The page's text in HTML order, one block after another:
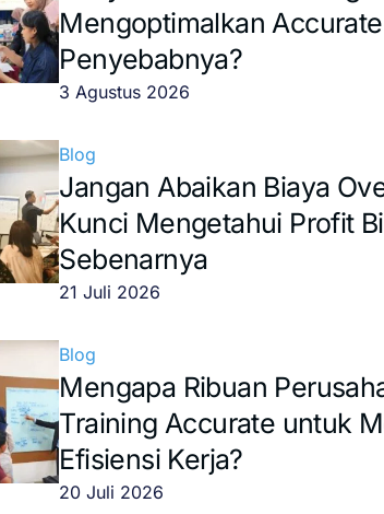
Mengoptimalkan
Penyebabnya?
3 Agustus 2026
Blog
Jangan Abaikan Biaya
Kunci Mengetahui Profit
Sebenarnya
21 Juli 2026
Blog
Mengapa Ribuan
Training Accurate untuk
Efisiensi Kerja?
20 Juli 2026